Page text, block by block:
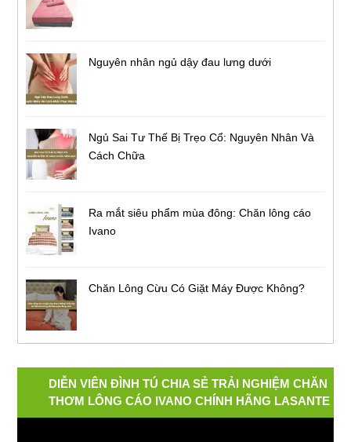
Nguyên nhân ngủ dậy đau lưng dưới
Ngủ Sai Tư Thế Bị Trẹo Cổ: Nguyên Nhân Và
Cách Chữa
Ra mắt siêu phẩm mùa đông: Chăn lông cáo
Ivano
Chăn Lông Cừu Có Giặt Máy Được Không?
DIỄN VIÊN ĐÌNH TÚ CHIA SẺ TRẢI NGHIỆM CHĂN
THƠM LÔNG CÁO IVANO CHÍNH HÃNG LASANTE